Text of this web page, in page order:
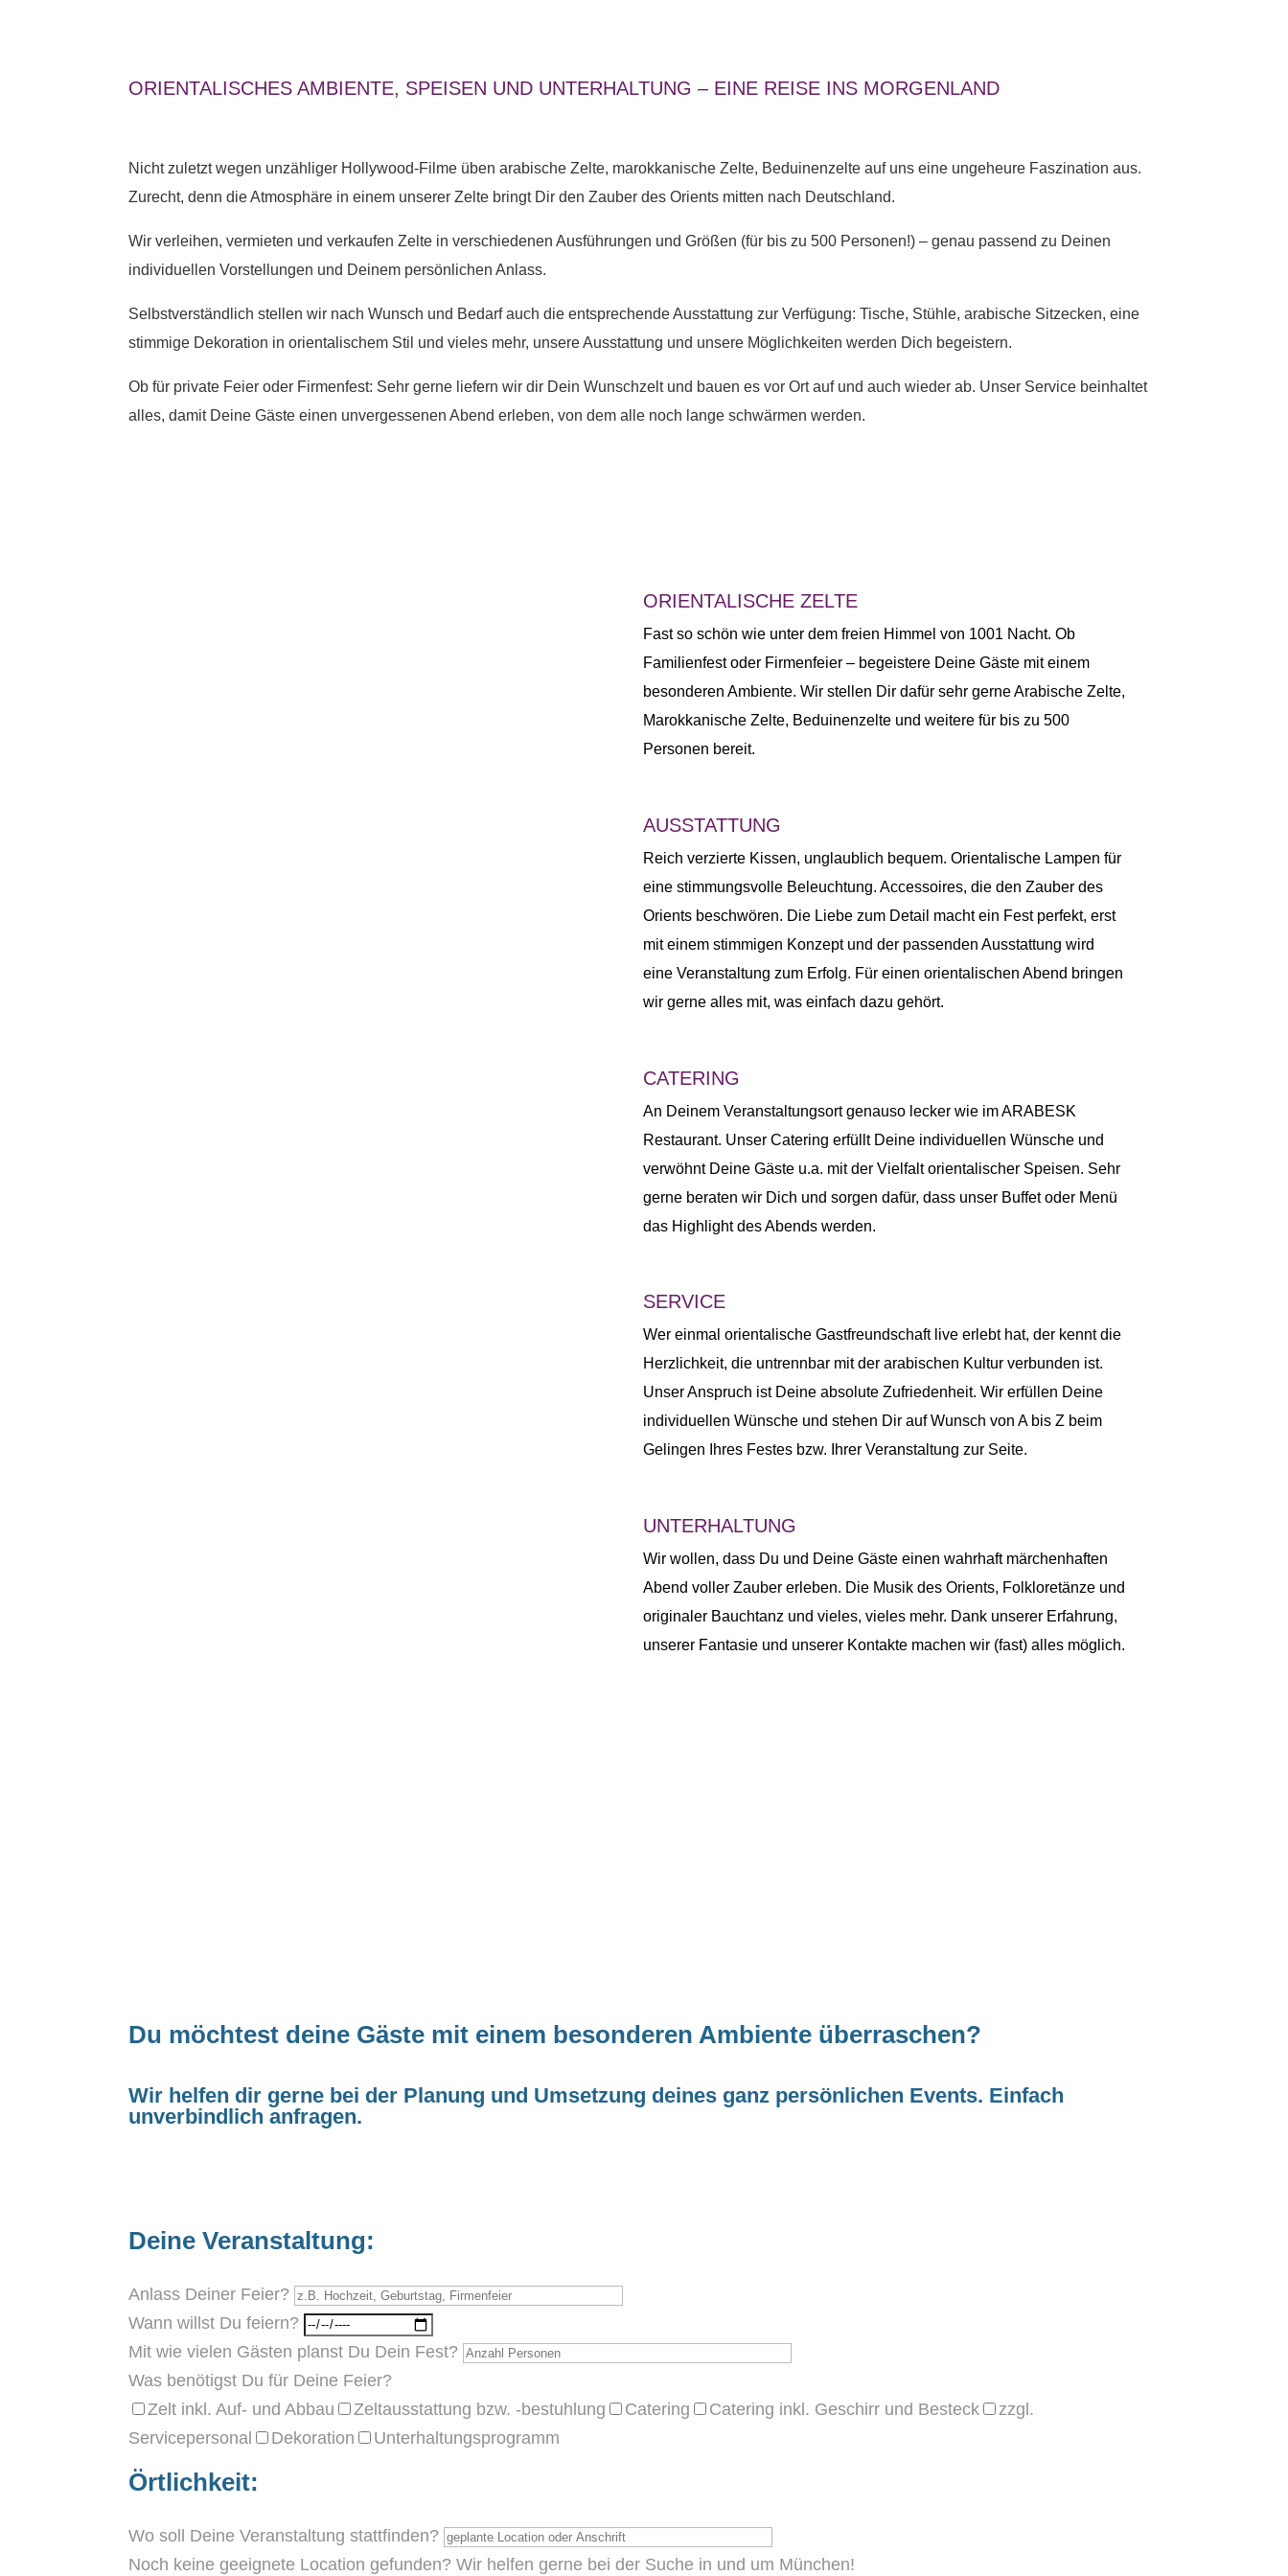
ORIENTALISCHES AMBIENTE, SPEISEN UND UNTERHALTUNG – EINE REISE INS MORGENLAND
Nicht zuletzt wegen unzähliger Hollywood-Filme üben arabische Zelte, marokkanische Zelte, Beduinenzelte auf uns eine ungeheure Faszination aus.
Zurecht, denn die Atmosphäre in einem unserer Zelte bringt Dir den Zauber des Orients mitten nach Deutschland.
Wir verleihen, vermieten und verkaufen Zelte in verschiedenen Ausführungen und Größen (für bis zu 500 Personen!) – genau passend zu Deinen
individuellen Vorstellungen und Deinem persönlichen Anlass.
Selbstverständlich stellen wir nach Wunsch und Bedarf auch die entsprechende Ausstattung zur Verfügung: Tische, Stühle, arabische Sitzecken, eine
stimmige Dekoration in orientalischem Stil und vieles mehr, unsere Ausstattung und unsere Möglichkeiten werden Dich begeistern.
Ob für private Feier oder Firmenfest: Sehr gerne liefern wir dir Dein Wunschzelt und bauen es vor Ort auf und auch wieder ab. Unser Service beinhaltet
alles, damit Deine Gäste einen unvergessenen Abend erleben, von dem alle noch lange schwärmen werden.
ORIENTALISCHE ZELTE
Fast so schön wie unter dem freien Himmel von 1001 Nacht. Ob
Familienfest oder Firmenfeier – begeistere Deine Gäste mit einem
besonderen Ambiente. Wir stellen Dir dafür sehr gerneArabische Zelte,
MarokkanischeZelte, Beduinenzelte und weitere für bis zu 500
Personen bereit.
AUSSTATTUNG
Reich verzierte Kissen, unglaublich bequem. Orientalische Lampen für
eine stimmungsvolle Beleuchtung. Accessoires, die den Zauber des
Orients beschwören. Die Liebe zum Detail macht ein Fest perfekt, erst
mit einem stimmigen Konzept und der passenden Ausstattung wird
eine Veranstaltung zum Erfolg. Für einen orientalischen Abend bringen
wir gerne alles mit, was einfach dazu gehört.
CATERING
An Deinem Veranstaltungsort genauso lecker wie im ARABESK
Restaurant. Unser Catering erfüllt Deine individuellen Wünsche und
verwöhnt Deine Gäste u.a. mit der Vielfalt orientalischer Speisen. Sehr
gerne beraten wir Dich und sorgen dafür, dass unser Buffet oder Menü
das Highlight des Abends werden.
SERVICE
Wer einmal orientalische Gastfreundschaft live erlebt hat, der kennt die
Herzlichkeit, die untrennbar mit der arabischen Kultur verbunden ist.
Unser Anspruch ist Deine absolute Zufriedenheit. Wir erfüllen Deine
individuellen Wünsche und stehen Dir auf Wunsch von A bis Z beim
Gelingen Ihres Festes bzw. Ihrer Veranstaltung zur Seite.
UNTERHALTUNG
Wir wollen, dass Du und Deine Gäste einen wahrhaft märchenhaften
Abend voller Zauber erleben. Die Musik des Orients, Folkloretänze und
originaler Bauchtanz und vieles, vieles mehr. Dank unserer Erfahrung,
unserer Fantasie und unserer Kontakte machen wir (fast) alles möglich.
Du möchtest deine Gäste mit einem besonderen Ambiente überraschen?
Wir helfen dir gerne bei der Planung und Umsetzung deines ganz persönlichen Events. Einfach
unverbindlich anfragen.
Deine Veranstaltung:
Anlass Deiner Feier?
Wann willst Du feiern?
Mit wie vielen Gästen planst Du Dein Fest?
Was benötigst Du für Deine Feier?
Zelt inkl. Auf- und Abbau
Zeltausstattung bzw. -bestuhlung Catering Catering inkl. Geschirr und Besteck
zzgl.
Servicepersonal
Dekoration Unterhaltungsprogramm
Örtlichkeit:
Wo soll Deine Veranstaltung stattfinden?
Noch keine geeignete Location gefunden? Wir helfen gerne bei der Suche in und um München!